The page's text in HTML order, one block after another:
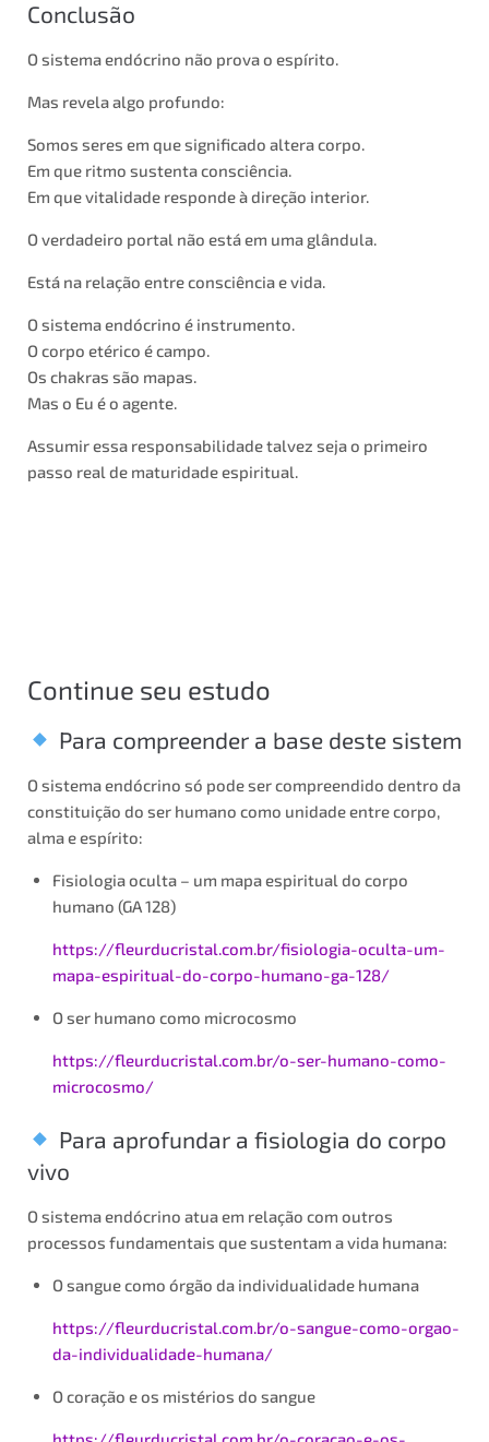
Conclusão
O sistema endócrino não prova o espírito.
Mas revela algo profundo:
Somos seres em que significado altera corpo.
Em que ritmo sustenta consciência.
Em que vitalidade responde à direção interior.
O verdadeiro portal não está em uma glândula.
Está na relação entre consciência e vida.
O sistema endócrino é instrumento.
O corpo etérico é campo.
Os chakras são mapas.
Mas o Eu é o agente.
Assumir essa responsabilidade talvez seja o primeiro
passo real de maturidade espiritual.
Continue seu estudo
Para compreender a base deste sistem
O sistema endócrino só pode ser compreendido dentro da
constituição do ser humano como unidade entre corpo,
alma e espírito:
Fisiologia oculta – um mapa espiritual do corpo
humano (GA 128)
https://fleurducristal.com.br/fisiologia-oculta-um-
mapa-espiritual-do-corpo-humano-ga-128/
O ser humano como microcosmo
https://fleurducristal.com.br/o-ser-humano-como-
microcosmo/
Para aprofundar a fisiologia do corpo
vivo
O sistema endócrino atua em relação com outros
processos fundamentais que sustentam a vida humana:
O sangue como órgão da individualidade humana
https://fleurducristal.com.br/o-sangue-como-orgao-
da-individualidade-humana/
O coração e os mistérios do sangue